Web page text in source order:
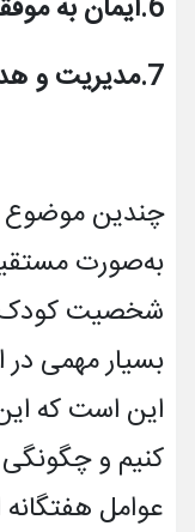
7.مدیریت و هدایت صحیح در یادگیری
چندین موضوع
به‌صورت
شخصیت کودک
بسیار مهمی
این است که
کنیم و چگونگی
عوامل هفت­گانه